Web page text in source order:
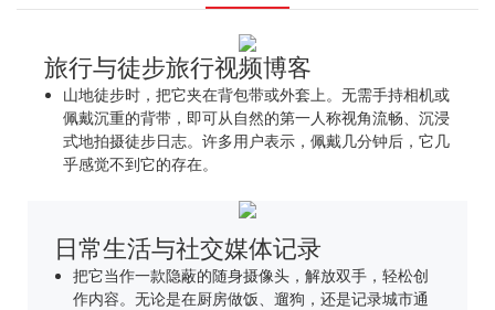
旅行与徒步旅行视频博客
山地徒步时，把它夹在背包带或外套上。无需手持相机或
佩戴沉重的背带，即可从自然的第一人称视角流畅、沉浸
式地拍摄徒步日志。许多用户表示，佩戴几分钟后，它几
乎感觉不到它的存在。
日常生活与社交媒体记录
把它当作一款隐蔽的随身摄像头，解放双手，轻松创
作内容。无论是在厨房做饭、遛狗，还是记录城市通